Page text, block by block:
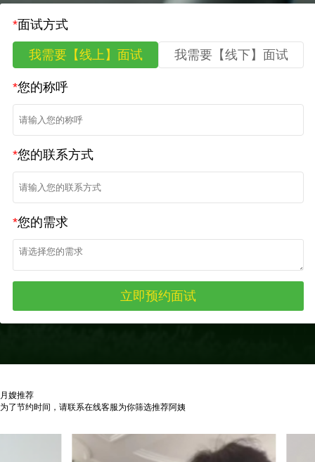
*面试方式
我需要【线上】面试 我需要【线下】面试
*您的称呼
*您的联系方式
*您的需求
月嫂推荐
为了节约时间，请联系在线客服为你筛选推荐阿姨